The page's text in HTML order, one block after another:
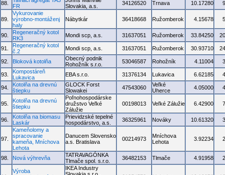
88.
FR
Slovakia, a.s.
34126520 Trnava 10.17280
89.
Vykurovanie
výrobno-montáženj
haly
Nábytkár 36418668 Ružomberok 4.15678
90.
Regeneračný kotol
RK3
Mondi scp, a.s. 31637051 Ružomberok 33.84250
91.
Regeneračný kotol
č.2
Mondi scp, a.s. 31637051 Ružomberok 30.93710
92. Bloková kotolňa
Obecný podnik
Rohožník s.r.o.
53046587 Rohožník 4.11004
93.
Kompostáreň
Lukavica
EBA s.r.o. 31376134 Lukavica 6.62185
94.
Kotolňa na drevnú
štiepku
GLOCK Forst
Slowakei
47543060
Veľké
Uherce
4.05000
95.
Kotolňa na drevnú
štiepku
Poľnohospodárske
družstvo Veľké
Zálužie
00198013 Veľké Zálužie 6.42900
96.
Kotolňa na biomasu
Laskár
Prievidzské tepelné
hospodárstvo, a.s.
36325961 Nováky 10.61320
97.
Kameňolomy a
spracovanie
kameňa, Mníchova
Lehota
Danucem Slovensko
a.s. Bratislava
00214973
Mníchova
Lehota
3.92234
98. Nová výhrevňa
TATRAVAGÓNKA
Tlmače spol. s.r.o.
36482153 Tlmače 4.91958
Výroba
IKEA Industry